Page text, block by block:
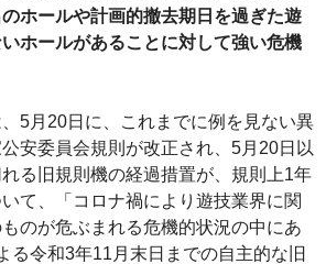
ホールや計画的撤去期日を過ぎた遊
ホールがあることに対して強い危機
5月20日に、これまでに例を見ない異
安委員会規則が改正され、5月20日以
る旧規則機の経過措置が、規則上1年
て、「コロナ禍により遊技業界に関
のが危ぶまれる危機的状況の中にあ
る令和3年11月末日までの自主的な旧